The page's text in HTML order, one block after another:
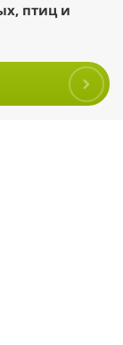
птиц и